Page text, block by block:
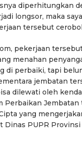
diperhitungkan
longsor, maka
tersebut
pekerjaan
menahan
di perbaiki, tapi
jembatan
dilewati oleh
Perbaikan
yang
Dinas PUPR